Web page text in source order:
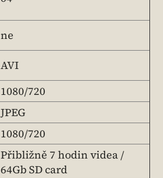
ne
AVI
1080/720
JPEG
1080/720
Přibližně 7 hodin videa /
64Gb SD card